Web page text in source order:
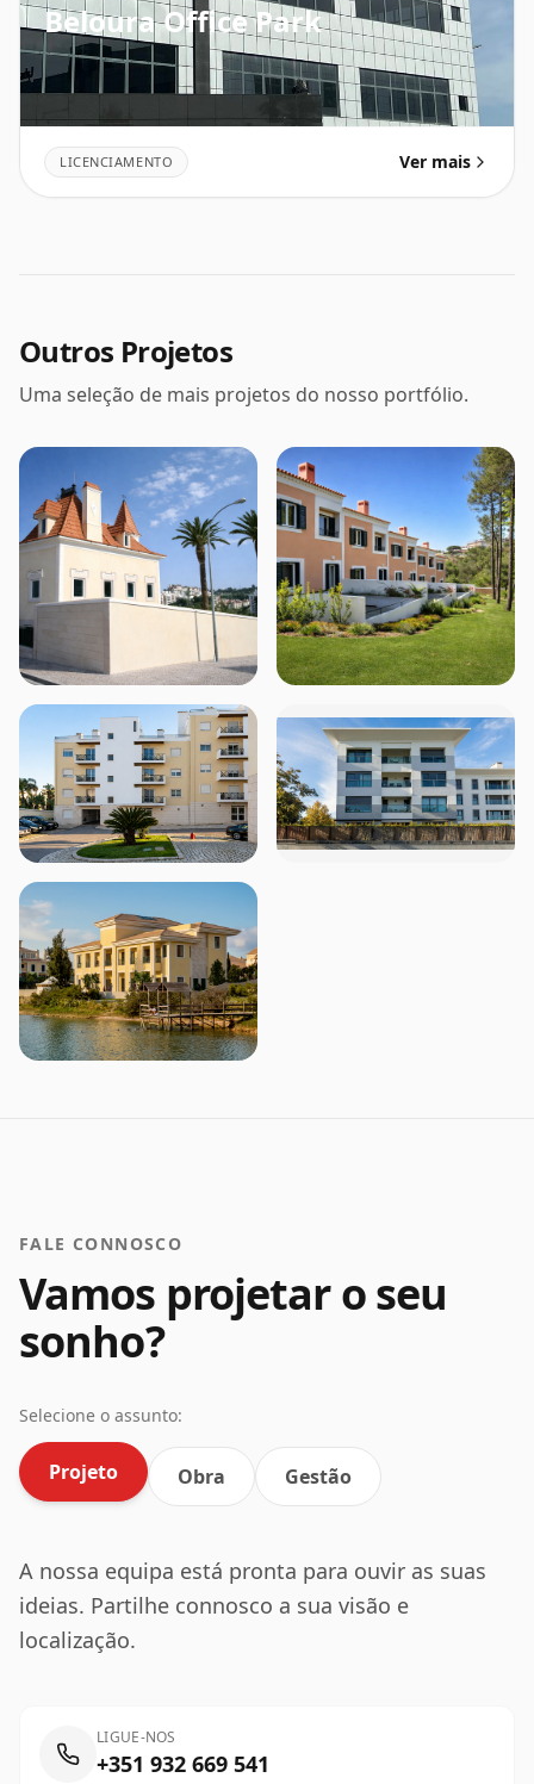
Beloura Office Park
LICENCIAMENTO Ver mais
Outros Projetos
Uma seleção de mais projetos do nosso portfólio.
FALE CONNOSCO
Vamos projetar o seu
sonho?
Selecione o assunto:
Projeto Obra Gestão
A nossa equipa está pronta para ouvir as suas
ideias. Partilhe connosco a sua visão e
localização.
LIGUE-NOS
+351 932 669 541